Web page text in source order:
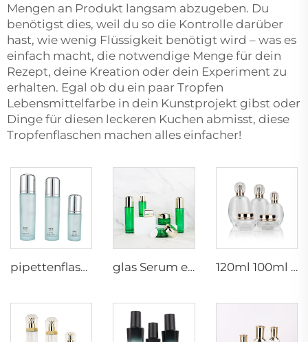
Mengen an Produkt langsam abzugeben. Du
benötigst dies, weil du so die Kontrolle darüber
hast, wie wenig Flüssigkeit benötigt wird – was es
einfach macht, die notwendige Menge für dein
Rezept, deine Kreation oder dein Experiment zu
erhalten. Egal ob du ein paar Tropfen
Lebensmittelfarbe in dein Kunstprojekt gibst oder
Dinge für diesen leckeren Kuchen abmisst, diese
Tropfenflaschen machen alles einfacher!
pipettenflasche kosmetische Glasflaschen Set 30g 40ml 50g 100ml 120ml Glas Set kosmetische Dose Glas kosmetische Verpackung glas Serum enthält 30g 40ml 50g 100ml 120ml Glas Set Kosmetikdose Glas Kosmetikverpackung Mini Parfümsets hängender Kamin 120ml 100ml 40ml klare ovale personalisierte leere Luxuskosmetik-Gesichtscreme-Dose Hautpflege-Flaschen-Sets Verpackung